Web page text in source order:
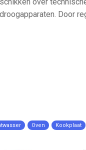
over
Door
Oven Kookplaat